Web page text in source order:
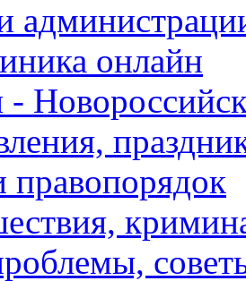
онлайн
-
правопорядок